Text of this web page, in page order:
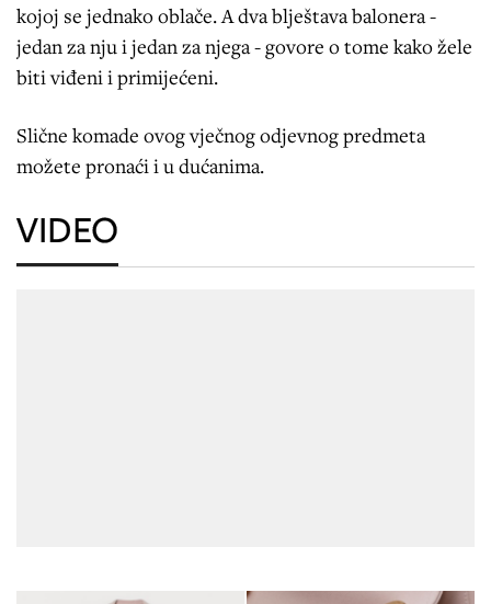
kojoj se jednako oblače. A dva blještava balonera -
jedan za nju i jedan za njega - govore o tome kako žele
biti viđeni i primijećeni.
Slične komade ovog vječnog odjevnog predmeta
možete pronaći i u dućanima.
VIDEO